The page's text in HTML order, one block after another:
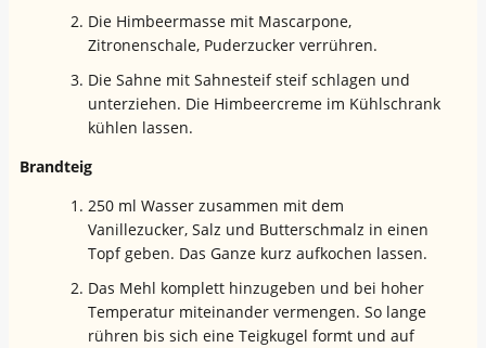
Die Himbeermasse mit Mascarpone,
Zitronenschale, Puderzucker verrühren.
Die Sahne mit Sahnesteif steif schlagen und
unterziehen. Die Himbeercreme im Kühlschrank
kühlen lassen.
Brandteig
250 ml Wasser zusammen mit dem
Vanillezucker, Salz und Butterschmalz in einen
Topf geben. Das Ganze kurz aufkochen lassen.
Das Mehl komplett hinzugeben und bei hoher
Temperatur miteinander vermengen. So lange
rühren bis sich eine Teigkugel formt und auf